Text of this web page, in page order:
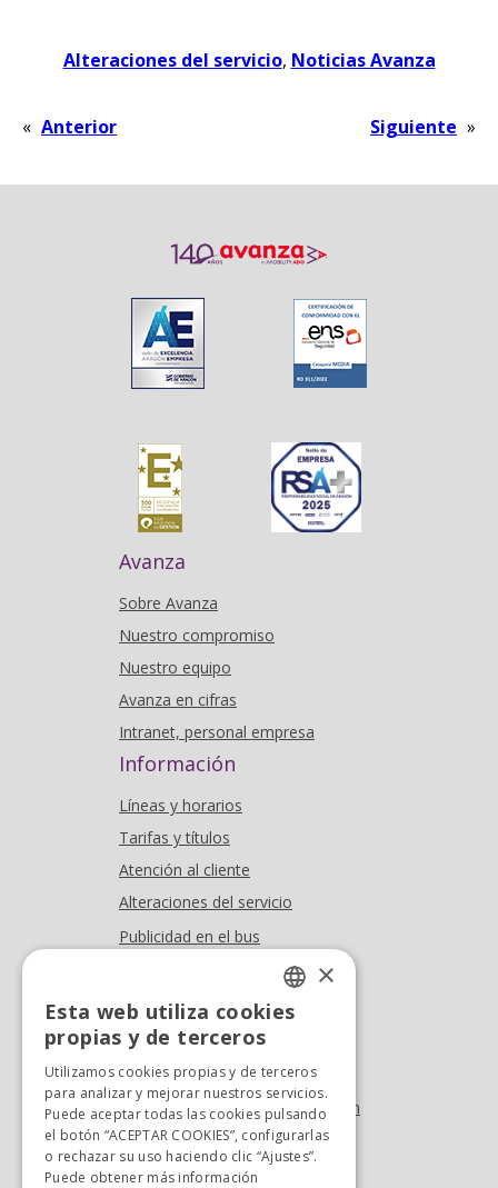
Alteraciones del servicio, Noticias Avanza
« Anterior Siguiente »
Avanza
Sobre Avanza
Nuestro compromiso
Nuestro equipo
Avanza en cifras
Intranet, personal empresa
Información
Líneas y horarios
Tarifas y títulos
Atención al cliente
Alteraciones del servicio
Publicidad en el bus
Oficina At. al cliente
Tel. +34 976 900 085
Tel. +34 900 923 181
info.zaragoza@avanzagrupo.com
Sugerencias y reclamaciones
Descarga la APP:
SPANISH
×
Esta web utiliza cookies
propias y de terceros
Utilizamos cookies propias y de terceros
para analizar y mejorar nuestros servicios.
Puede aceptar todas las cookies pulsando
el botón “ACEPTAR COOKIES”, configurarlas
o rechazar su uso haciendo clic “Ajustes”.
Puede obtener más información